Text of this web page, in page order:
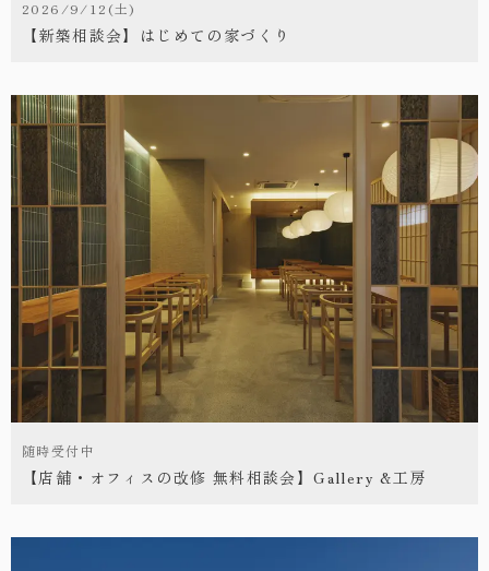
2026/9/12(土)
【新築相談会】はじめての家づくり
随時受付中
【店舗・オフィスの改修 無料相談会】Gallery &工房